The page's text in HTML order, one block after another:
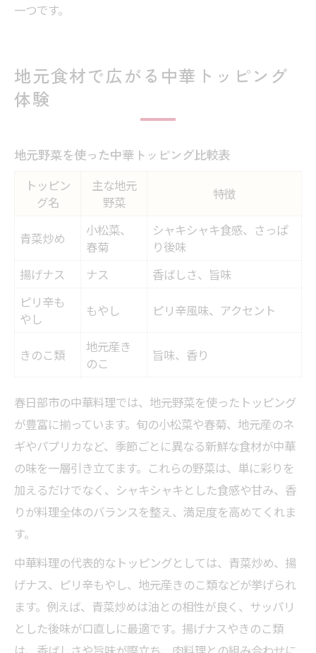
一つです。
地元食材で広がる中華トッピング
体験
地元野菜を使った中華トッピング比較表
トッピン
グ名
主な地元
野菜
特徴
青菜炒め
小松菜、
春菊
シャキシャキ食感、さっぱ
り後味
揚げナス
ナス
香ばしさ、旨味
ピリ辛も
やし
もやし ピリ辛風味、アクセント
きのこ類
地元産き
のこ
旨味、香り
春日部市の中華料理では、地元野菜を使ったトッピング
が豊富に揃っています。旬の小松菜や春菊、地元産のネ
ギやパプリカなど、季節ごとに異なる新鮮な食材が中華
の味を一層引き立てます。これらの野菜は、単に彩りを
加えるだけでなく、シャキシャキとした食感や甘み、香
りが料理全体のバランスを整え、満足度を高めてくれま
す。
中華料理の代表的なトッピングとしては、青菜炒め、揚
げナス、ピリ辛もやし、地元産きのこ類などが挙げられ
ます。例えば、青菜炒めは油との相性が良く、サッパリ
とした後味が口直しに最適です。揚げナスやきのこ類